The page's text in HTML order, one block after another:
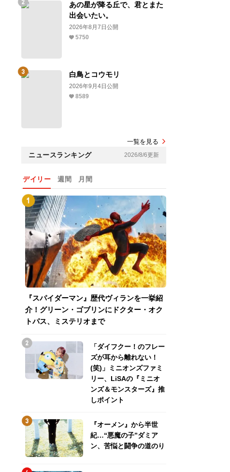
あの星が降る丘で、君とまた
出会いたい。
2026年8月7日公開
5750
白鳥とコウモリ
2026年9月4日公開
8589
一覧を見る
ニュースランキング 2026/8/6更新
デイリー 週間 月間
『スパイダーマン』歴代ヴィランを一挙紹
介！グリーン・ゴブリンにドクター・オク
トパス、ミステリオまで
「ダイフクー！のフレー
ズが耳から離れない！
(笑)」ミニオンズファミ
リー、LiSAの『ミニオ
ンズ＆モンスターズ』推
しポイント
『オーメン』から半世
紀…“悪魔の子”ダミア
ン、苦悩と闘争の道のり